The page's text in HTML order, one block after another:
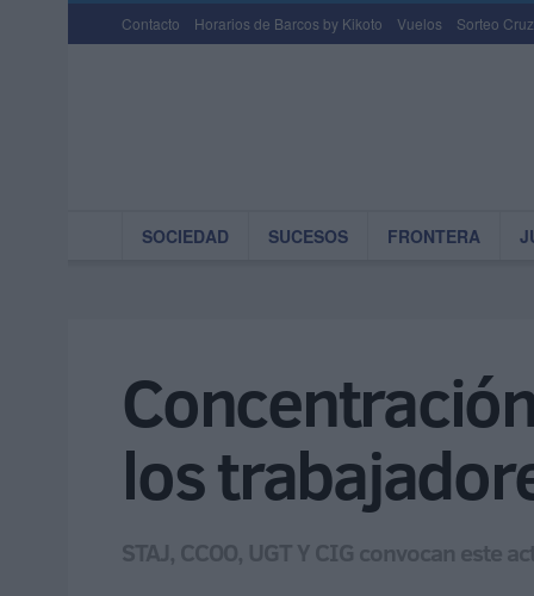
Contacto Horarios de Barcos by Kikoto Vuelos Sorteo
SOCIEDAD SUCESOS FRONTERA
los
STAJ, CCOO, UGT Y CIG convocan este